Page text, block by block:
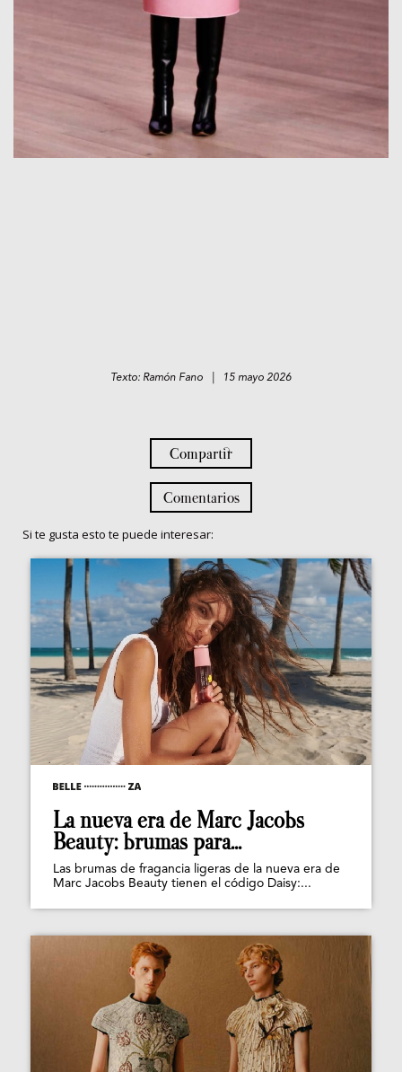
Texto: Ramón Fano | 15 mayo 2026
Compartir
Comentarios
Si te gusta esto te puede interesar:
La nueva era de Marc Jacobs
Beauty: brumas para...
Las brumas de fragancia ligeras de la nueva era de
Marc Jacobs Beauty tienen el código Daisy:...